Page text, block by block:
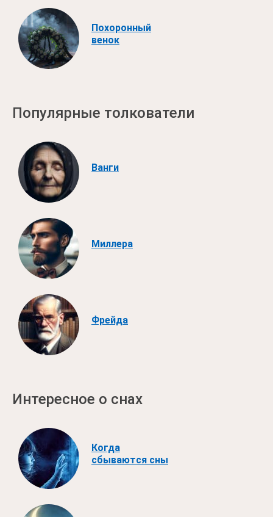
Похоронный
венок
Популярные толкователи
Ванги
Миллера
Фрейда
Интересное о снах
Когда
сбываются сны